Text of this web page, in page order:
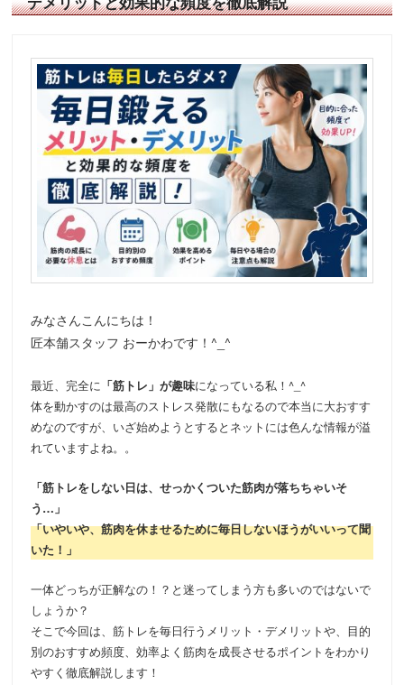
みなさんこんにちは！
匠本舗スタッフ おーかわです！^_^
最近、完全に 「筋トレ」が趣味になっている私！^_^
体を動かすのは最高のストレス発散にもなるので本当に大おすす
めなのですが、いざ始めようとするとネットには色んな情報が溢
れていますよね。。
「筋トレをしない日は、せっかくついた筋肉が落ちちゃいそ
う…」
「いやいや、筋肉を休ませるために毎日しないほうがいいって聞
いた！」
一体どっちが正解なの！？と迷ってしまう方も多いのではないで
しょうか？
そこで今回は、筋トレを毎日行うメリット・デメリットや、目的
別のおすすめ頻度、効率よく筋肉を成長させるポイントをわかり
やすく徹底解説します！